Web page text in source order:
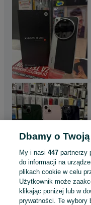
Dbamy o
My i nasi447 partnerzy
do informacji na
plikach cookie w celu
Użytkownik może
klikając poniżej lub w
prywatności. Te wybory